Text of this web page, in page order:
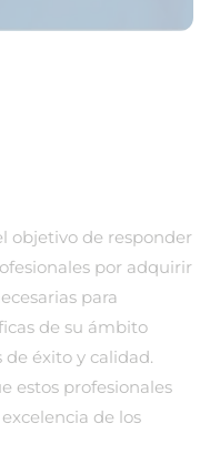
objetivo de responder
por adquirir
para
de su ámbito
de éxito y calidad.
estos profesionales
de los